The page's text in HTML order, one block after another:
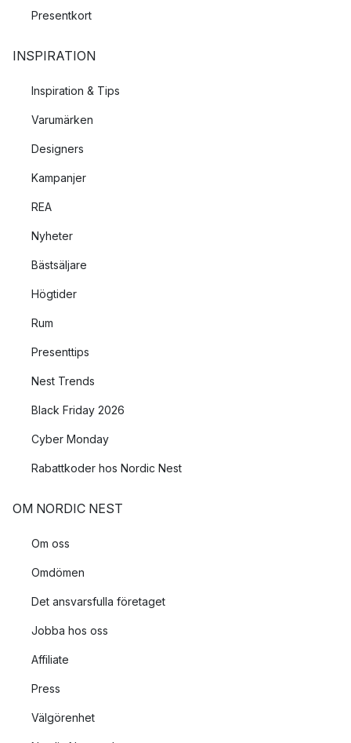
Presentkort
INSPIRATION
Inspiration & Tips
Varumärken
Designers
Kampanjer
REA
Nyheter
Bästsäljare
Högtider
Rum
Presenttips
Nest Trends
Black Friday 2026
Cyber Monday
Rabattkoder hos Nordic Nest
OM NORDIC NEST
Om oss
Omdömen
Det ansvarsfulla företaget
Jobba hos oss
Affiliate
Press
Välgörenhet